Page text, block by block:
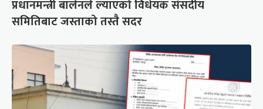
प्रधानमन्त्री बालेनले ल्याएको विधेयक संसदीय
समितिबाट जस्ताको तस्तै सदर